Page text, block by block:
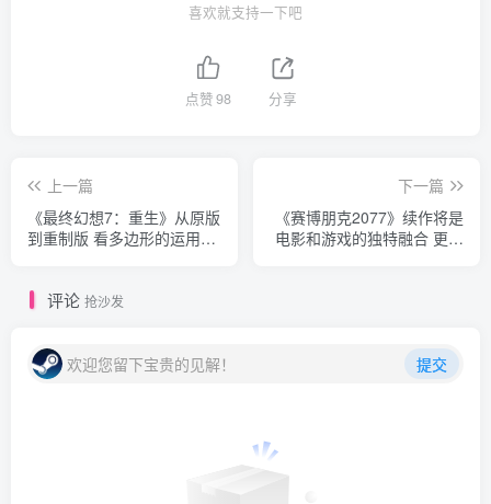
喜欢就支持一下吧
点赞98 分享
上一篇
《最终幻想7：重生》从原版
到重制版 看多边形的运用演
下一篇
《赛博朋克2077》续作将是
电影和游戏的独特融合 更具
评论 抢沙发
欢迎您留下宝贵的见解！ 提交